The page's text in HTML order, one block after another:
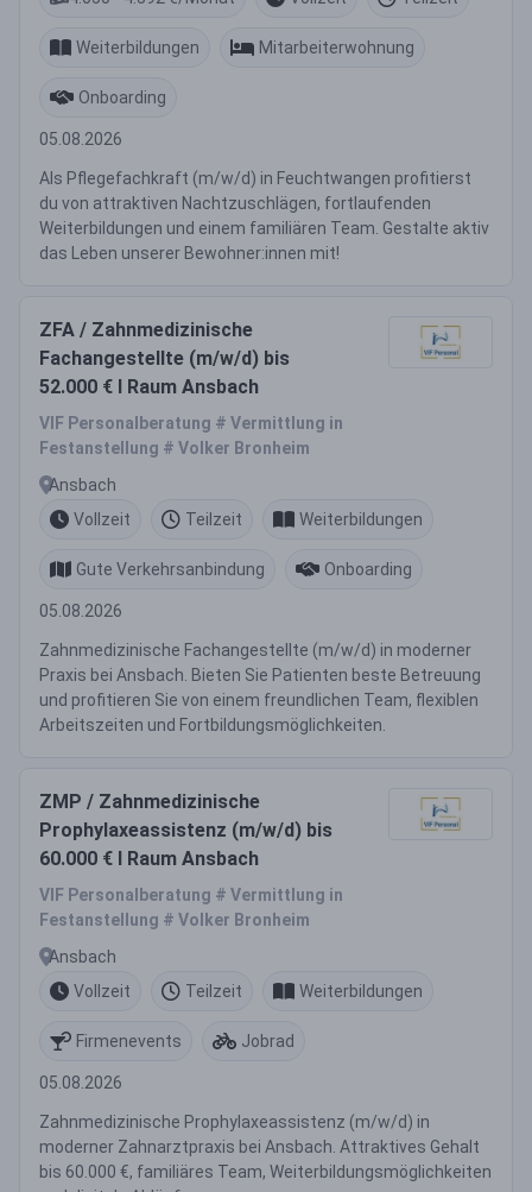
Weiterbildungen Mitarbeiterwohnung
Onboarding
05.08.2026
Als Pflegefachkraft (m/w/d) in Feuchtwangen profitierst
du von attraktiven Nachtzuschlägen, fortlaufenden
Weiterbildungen und einem familiären Team. Gestalte aktiv
das Leben unserer Bewohner:innen mit!
ZFA / Zahnmedizinische
Fachangestellte (m/w/d) bis
52.000 € I Raum Ansbach
VIF Personalberatung # Vermittlung in
Festanstellung # Volker Bronheim
Ansbach
Vollzeit
Teilzeit Weiterbildungen
Gute Verkehrsanbindung Onboarding
05.08.2026
Zahnmedizinische Fachangestellte (m/w/d) in moderner
Praxis bei Ansbach. Bieten Sie Patienten beste Betreuung
und profitieren Sie von einem freundlichen Team, flexiblen
Arbeitszeiten und Fortbildungsmöglichkeiten.
ZMP / Zahnmedizinische
Prophylaxeassistenz (m/w/d) bis
60.000 € I Raum Ansbach
VIF Personalberatung # Vermittlung in
Festanstellung # Volker Bronheim
Ansbach
Vollzeit
Teilzeit Weiterbildungen
Firmenevents Jobrad
05.08.2026
Zahnmedizinische Prophylaxeassistenz (m/w/d) in
moderner Zahnarztpraxis bei Ansbach. Attraktives Gehalt
bis 60.000 €, familiäres Team, Weiterbildungsmöglichkeiten